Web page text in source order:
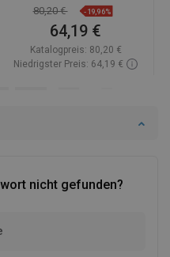
nicht gefunden?
21014005
80,20 € -19,96%
64,19 €
Katalogpreis: 80,20 €
Niedrigster Preis: 64,19 €